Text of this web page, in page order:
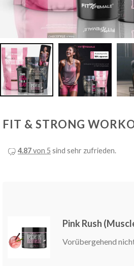
FIT & STRONG
4.87von 5 sind sehr zufrieden.
Pink Rush
Vorübergehend